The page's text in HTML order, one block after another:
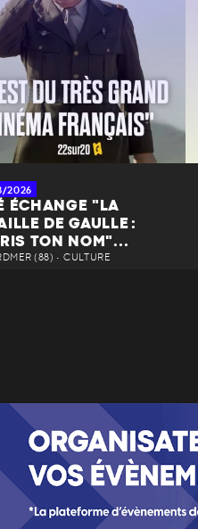
2026
ÉCHANGE "LA
DE GAULLE :
TON NOM"...
(88) • CULTURE